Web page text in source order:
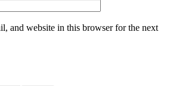
and website in this browser for the next